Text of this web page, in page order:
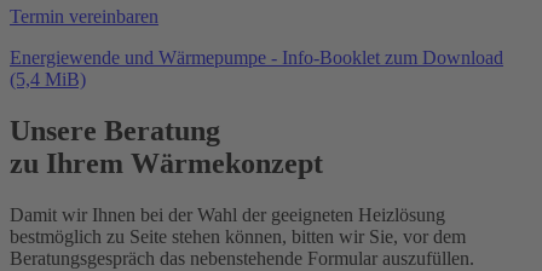
Termin vereinbaren
Energiewende und Wärmepumpe - Info-Booklet zum Download
(5,4 MiB)
Unsere Beratung
zu Ihrem Wärmekonzept
Damit wir Ihnen bei der Wahl der geeigneten Heizlösung
bestmöglich zu Seite stehen können, bitten wir Sie, vor dem
Beratungsgespräch das nebenstehende Formular auszufüllen.